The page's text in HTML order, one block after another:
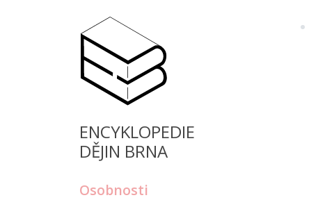
ENCYKLOPEDIE
DĚJIN BRNA
Osobnosti